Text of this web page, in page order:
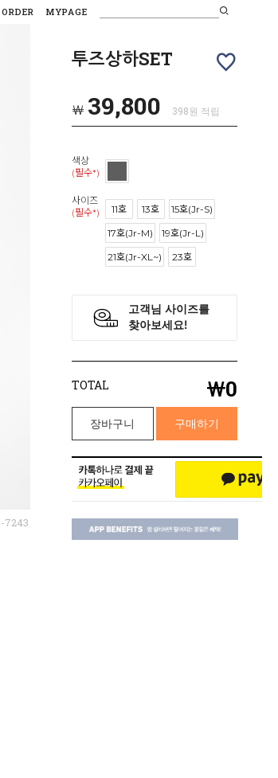
ORDER MYPAGE
7243
투즈상하SET
￦ 39,800 398원 적립
색상
(필수*)
사이즈
(필수*)
11호 13호
15호(Jr-S)
17호(Jr-M)
19호(Jr-L)
21호(Jr-XL~)
23호
TOTAL ￦0
장바구니 구매하기